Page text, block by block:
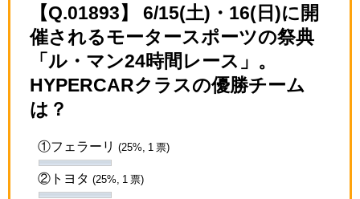
【Q.01893】 6/15(土)・16(日)に開
催されるモータースポーツの祭典
「ル・マン24時間レース」。
HYPERCARクラスの優勝チーム
は？
①フェラーリ (25%, 1 票)
②トヨタ (25%, 1 票)